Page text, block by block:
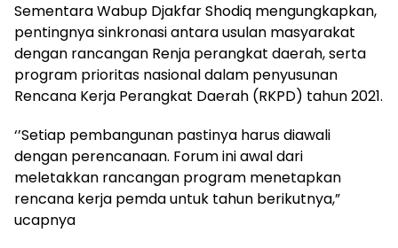
Sementara Wabup Djakfar Shodiq mengungkapkan,
pentingnya sinkronasi antara usulan masyarakat
dengan rancangan Renja perangkat daerah, serta
program prioritas nasional dalam penyusunan
Rencana Kerja Perangkat Daerah (RKPD) tahun 2021.
‘’Setiap pembangunan pastinya harus diawali
dengan perencanaan. Forum ini awal dari
meletakkan rancangan program menetapkan
rencana kerja pemda untuk tahun berikutnya,”
ucapnya